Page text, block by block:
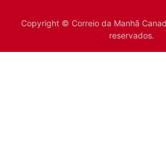
Copyright © Correio da Manhã
reservados.